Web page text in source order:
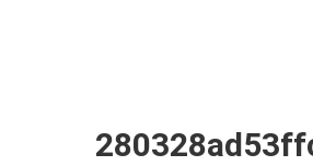
至 Email:
enquiry@hkmcgroup.com